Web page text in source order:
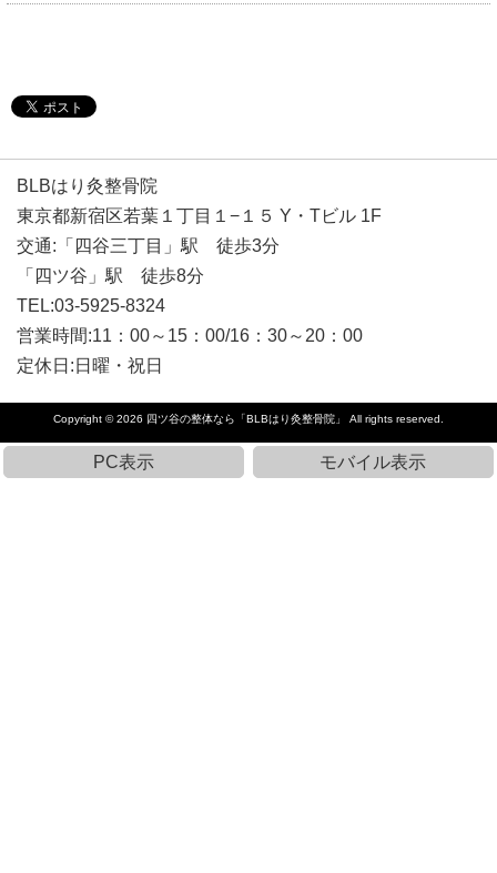
BLBはり灸整骨院
東京都新宿区若葉１丁目１−１５ Y・Tビル 1F
交通:「四谷三丁目」駅 徒歩3分
「四ツ谷」駅 徒歩8分
TEL:03-5925-8324
営業時間:11：00～15：00/16：30～20：00
定休日:日曜・祝日
Copyright © 2026 四ツ谷の整体なら「BLBはり灸整骨院」 All rights reserved.
PC表示 モバイル表示